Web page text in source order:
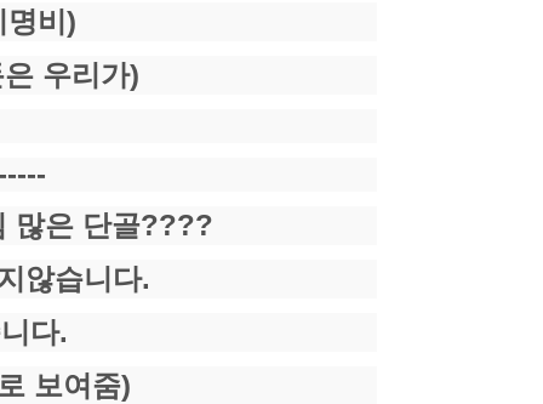
명비)
우리가)
많은 단골????
않습니다.
다.
보여줌)